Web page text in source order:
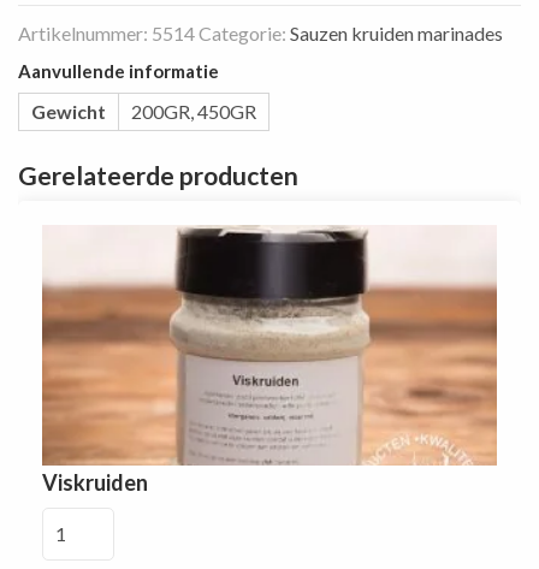
Artikelnummer: 5514Categorie: Sauzen kruiden marinades
Aanvullende informatie
Gewicht 200GR, 450GR
Gerelateerde producten
Viskruiden